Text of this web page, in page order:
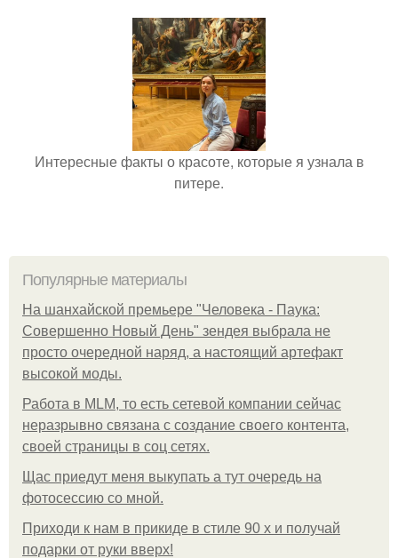
Интересные факты о красоте, которые я узнала в
питере.
Популярные материалы
На шанхайской премьере "Человека - Паука:
Совершенно Новый День" зендея выбрала не
просто очередной наряд, а настоящий артефакт
высокой моды.
Работа в MLM, то есть сетевой компании сейчас
неразрывно связана с создание своего контента,
своей страницы в соц сетях.
Щас приедут меня выкупать а тут очередь на
фотосессию со мной.
Приходи к нам в прикиде в стиле 90 х и получай
подарки от руки вверх!